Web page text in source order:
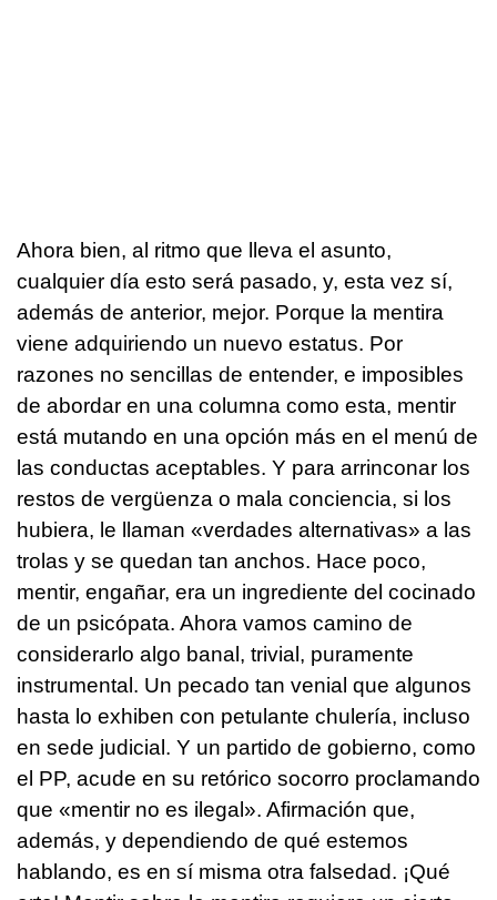
Ahora bien, al ritmo que lleva el asunto,
cualquier día esto será pasado, y, esta vez sí,
además de anterior, mejor. Porque la mentira
viene adquiriendo un nuevo estatus. Por
razones no sencillas de entender, e imposibles
de abordar en una columna como esta, mentir
está mutando en una opción más en el menú de
las conductas aceptables. Y para arrinconar los
restos de vergüenza o mala conciencia, si los
hubiera, le llaman «verdades alternativas» a las
trolas y se quedan tan anchos. Hace poco,
mentir, engañar, era un ingrediente del cocinado
de un psicópata. Ahora vamos camino de
considerarlo algo banal, trivial, puramente
instrumental. Un pecado tan venial que algunos
hasta lo exhiben con petulante chulería, incluso
en sede judicial. Y un partido de gobierno, como
el PP, acude en su retórico socorro proclamando
que «mentir no es ilegal». Afirmación que,
además, y dependiendo de qué estemos
hablando, es en sí misma otra falsedad. ¡Qué